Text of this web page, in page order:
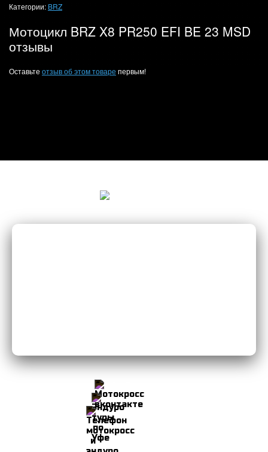
Категории: BRZ
Мотоцикл BRZ X8 PR250 EFI BE 23 MSD
отзывы
Оставьте отзыв об этом товаре первым!
Мы в Instagram
8-906-103-34-49